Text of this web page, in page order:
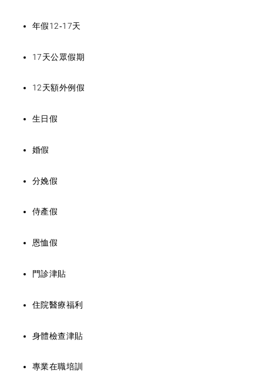
年假12-17天
17天公眾假期
12天額外例假
生日假
婚假
分娩假
侍產假
恩恤假
門診津貼
住院醫療福利
身體檢查津貼
專業在職培訓